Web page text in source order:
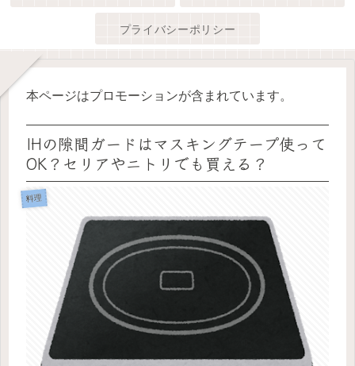
プライバシーポリシー
本ページはプロモーションが含まれています。
IHの隙間ガードはマスキングテープ使って
OK？セリアやニトリでも買える？
料理